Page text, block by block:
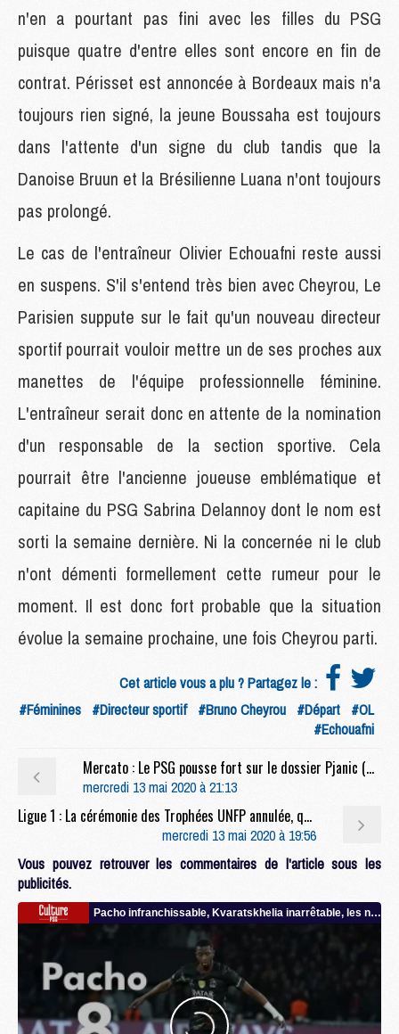
n'en a pourtant pas fini avec les filles du PSG
puisque quatre d'entre elles sont encore en fin de
contrat. Périsset est annoncée à Bordeaux mais n'a
toujours rien signé, la jeune Boussaha est toujours
dans l'attente d'un signe du club tandis que la
Danoise Bruun et la Brésilienne Luana n'ont toujours
pas prolongé.
Le cas de l'entraîneur Olivier Echouafni reste aussi
en suspens. S'il s'entend très bien avec Cheyrou, Le
Parisien suppute sur le fait qu'un nouveau directeur
sportif pourrait vouloir mettre un de ses proches aux
manettes de l'équipe professionnelle féminine.
L'entraîneur serait donc en attente de la nomination
d'un responsable de la section sportive. Cela
pourrait être l'ancienne joueuse emblématique et
capitaine du PSG Sabrina Delannoy dont le nom est
sorti la semaine dernière. Ni la concernée ni le club
n'ont démenti formellement cette rumeur pour le
moment. Il est donc fort probable que la situation
évolue la semaine prochaine, une fois Cheyrou parti.
Cet article vous a plu ? Partagez le :
#Féminines #Directeur sportif #Bruno Cheyrou #Départ #OL
#Echouafni
Mercato : Le PSG pousse fort sur le dossier Pjanic (Di Marzio)
mercredi 13 mai 2020 à 21:13
Ligue 1 : La cérémonie des Trophées UNFP annulée, quels sont les grands perdants au PSG ?
mercredi 13 mai 2020 à 19:56
Vous pouvez retrouver les commentaires de l'article sous les
publicités.